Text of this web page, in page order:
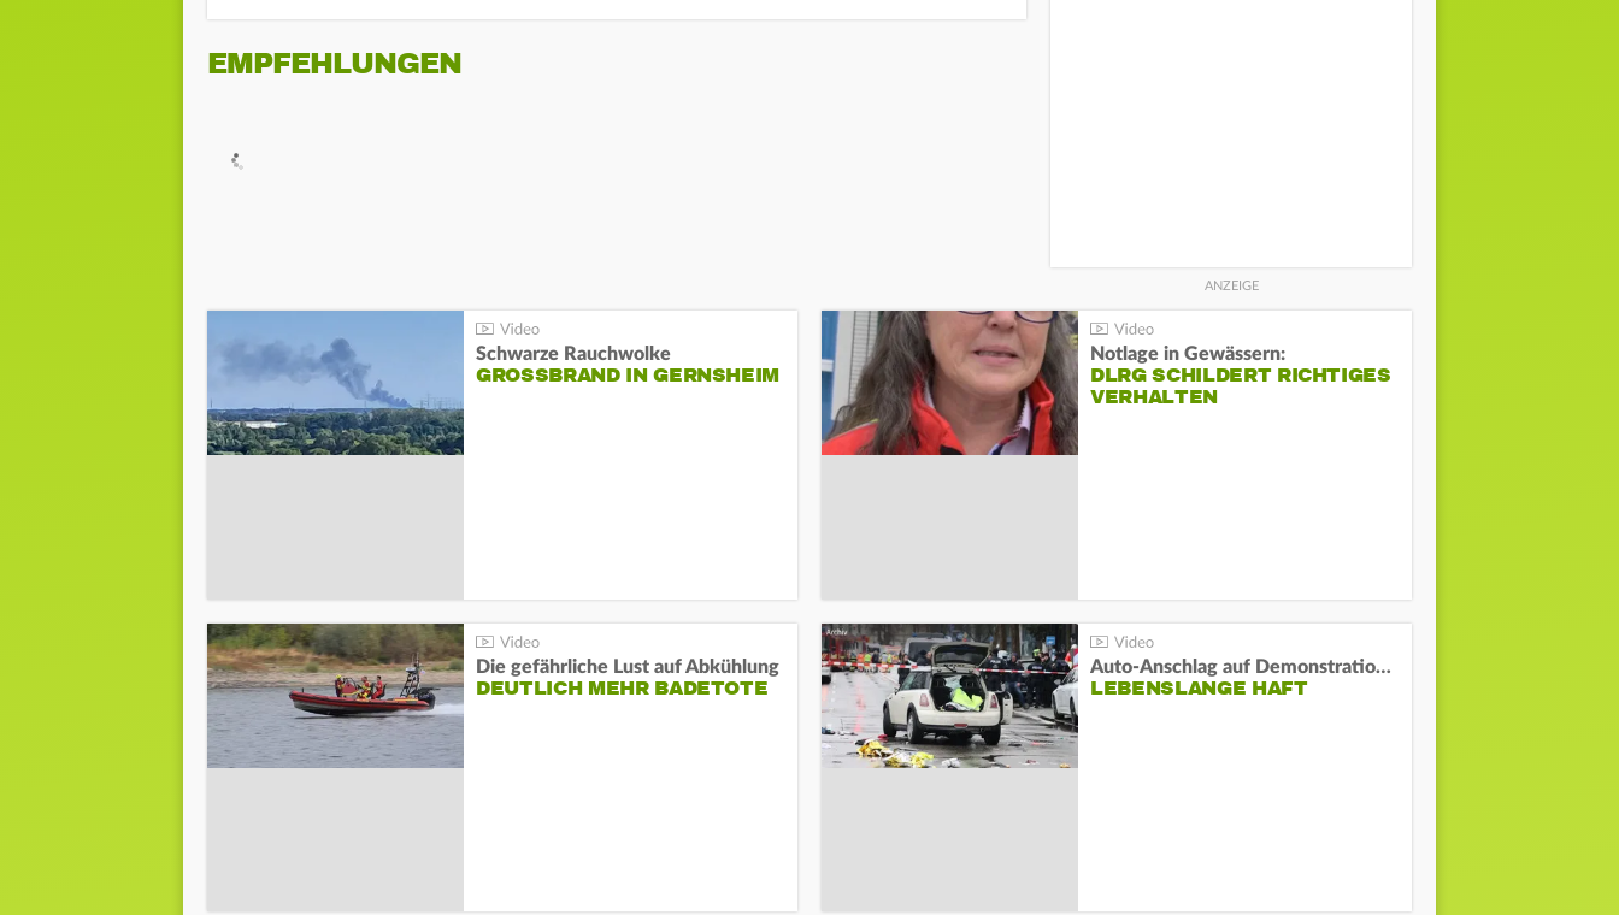
EMPFEHLUNGEN
Schwarze Rauchwolke
GROSSBRAND IN GERNSHEIM
Notlage in Gewässern:
DLRG SCHILDERT RICHTIGES
VERHALTEN
Die gefährliche Lust auf Abkühlung
DEUTLICH MEHR BADETOTE
Auto-Anschlag auf Demonstration in München:
LEBENSLANGE HAFT